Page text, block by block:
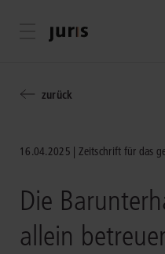
Menü öffnen
zurück
16.04.2025 Zeitschrift für das
Die
allein